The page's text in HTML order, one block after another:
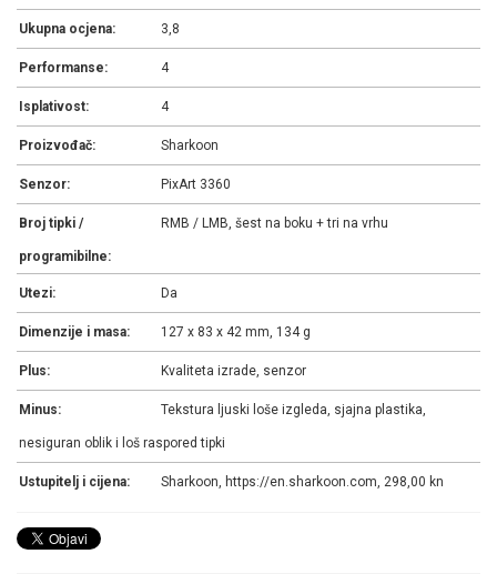
Ukupna ocjena: 3,8
Performanse: 4
Isplativost: 4
Proizvođač: Sharkoon
Senzor: PixArt 3360
Broj tipki /
programibilne:
RMB / LMB, šest na boku + tri na vrhu
Utezi: Da
Dimenzije i masa: 127 x 83 x 42 mm, 134 g
Plus: Kvaliteta izrade, senzor
Minus: Tekstura ljuski loše izgleda, sjajna plastika,
nesiguran oblik i loš raspored tipki
Ustupitelj i cijena: Sharkoon, https://en.sharkoon.com, 298,00 kn